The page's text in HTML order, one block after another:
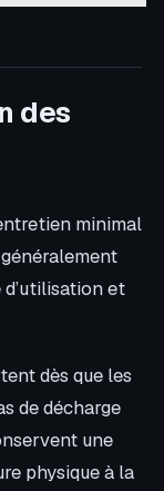
des
minimal
et
dès que les
de décharge
une
physique à la